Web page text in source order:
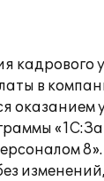
кадрового
в
оказанием